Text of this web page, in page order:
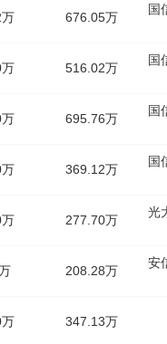
676.05万
国
516.02万
国
695.76万
国
369.12万
国
277.70万
光
208.28万
安
347.13万